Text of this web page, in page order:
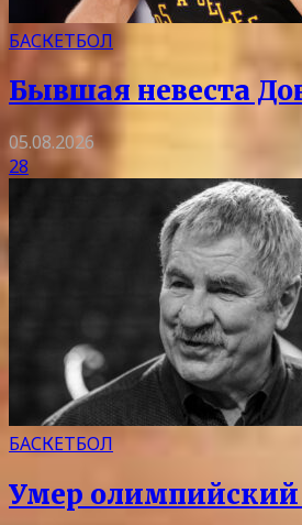
БАСКЕТБОЛ
Бывшая невеста
05.08.2026
28
БАСКЕТБОЛ
Умер олимпийский